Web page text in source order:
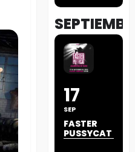
17
SEP
FASTER
PUSSYCAT